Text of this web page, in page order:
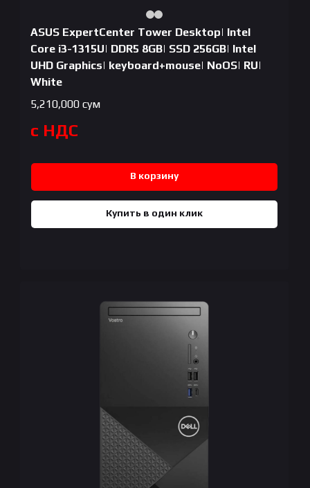
ASUS ExpertCenter Tower Desktop| Intel
Core i3-1315U| DDR5 8GB| SSD 256GB| Intel
UHD Graphics| keyboard+mouse| NoOS| RU|
White
5,210,000 сум
с НДС
В корзину
Купить в один клик